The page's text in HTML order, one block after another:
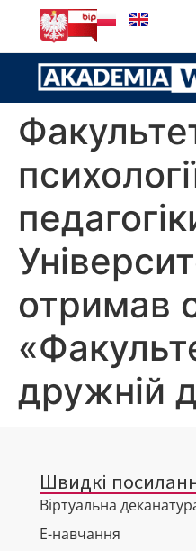
вмісту
отримав
дружній
Швидкі
Віртуальна
Е-навчання